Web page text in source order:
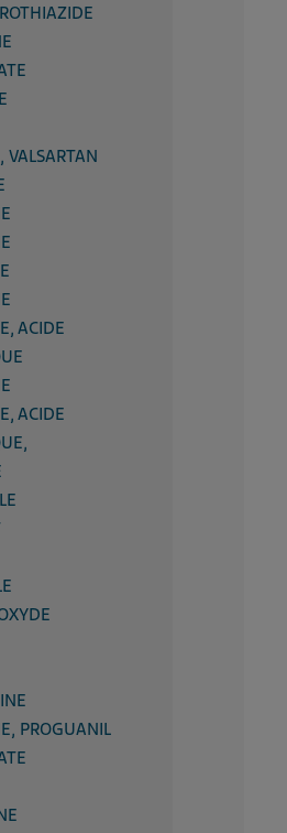
ACIDE
ACIDE
PROGUANIL